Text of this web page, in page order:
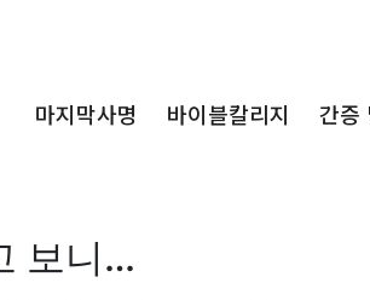
마지막사명 바이블칼리지 간증
보니…